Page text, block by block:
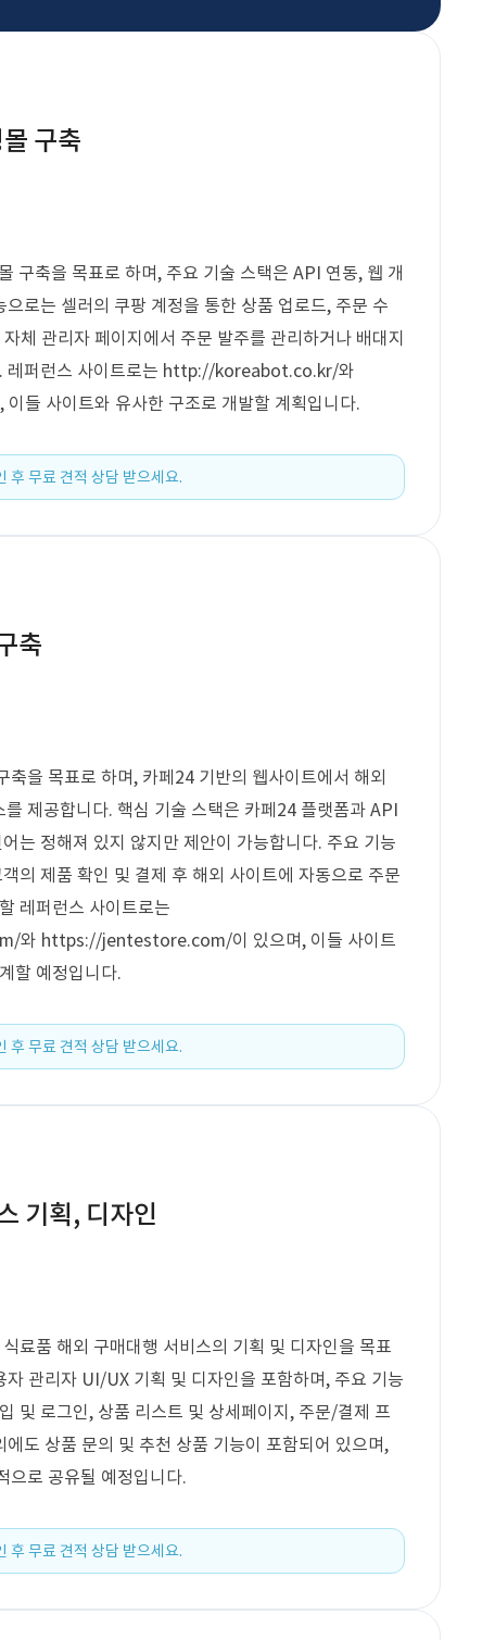
구축
구축을 목표로 하며, 주요 기술 스택은 API 연동, 웹 개
로는 셀러의 쿠팡 계정을 통한 상품 업로드, 주문 수
체 관리자 페이지에서 주문 발주를 관리하거나 배대지
. 레퍼런스 사이트로는 http://koreabot.co.kr/와
사이트와 유사한 구조로 개발할 계획입니다.
후 무료 견적 상담 받으세요.
축
을 목표로 하며, 카페24 기반의 웹사이트에서 해외
제공합니다. 핵심 기술 스택은 카페24 플랫폼과 API
는 정해져 있지 않지만 제안이 가능합니다. 주요 기능
의 제품 확인 및 결제 후 해외 사이트에 자동으로 주문
레퍼런스 사이트로는
https://jentestore.com/이 있으며, 이들 사이트
할 예정입니다.
후 무료 견적 상담 받으세요.
기획, 디자인
료품 해외 구매대행 서비스의 기획 및 디자인을 목표
관리자 UI/UX 기획 및 디자인을 포함하며, 주요 기능
및 로그인, 상품 리스트 및 상세페이지, 주문/결제 프
도 상품 문의 및 추천 상품 기능이 포함되어 있으며,
으로 공유될 예정입니다.
후 무료 견적 상담 받으세요.